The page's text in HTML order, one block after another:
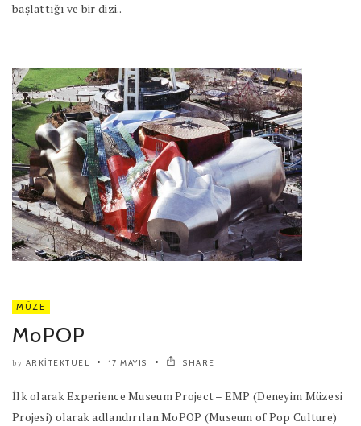
başlattığı ve bir dizi..
MÜZE
MoPOP
by ARKITEKTUEL 17 MAYIS SHARE
İlk olarak Experience Museum Project – EMP (Deneyim Müzesi
Projesi) olarak adlandırılan MoPOP (Museum of Pop Culture)